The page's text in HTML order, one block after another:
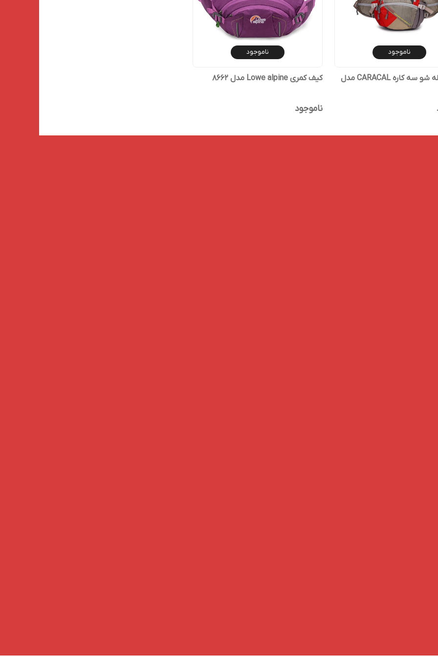
ناموجود
کمری کوله شو سه کاره CARACAL مدل
ناموجود
کیف کمری Lowe alpine مدل 8662
ناموجود